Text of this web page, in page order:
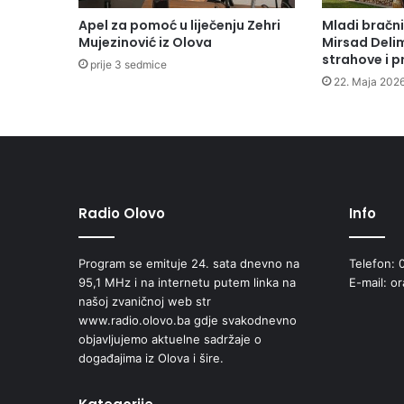
a
n
a
e
m
p
o
z
i
c
j
Apel za pomoć u liječenju Zehri
Mujezinović iz Olova
prije 3 sedmice
Mladi
Mirsad
strahove i
22. Maja
Radio Olovo
Program se emituje 24. sata dnevno na
95,1 MHz i na internetu putem linka na
našoj zvaničnoj web str
www.radio.olovo.ba gdje svakodnevno
objavljujemo aktuelne sadržaje o
događajima iz Olova i šire.
Info
Telefon:
E-mail: